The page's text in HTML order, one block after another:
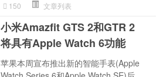
150 文章列表
小米Amazfit GTS 2和GTR 2
将具有Apple Watch 6功能
苹果本周宣布推出新的智能手表(Apple